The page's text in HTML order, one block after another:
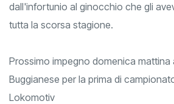
dall'infortunio al ginocchio che gli
tutta la scorsa stagione.
Prossimo impegno domenica mattina
Buggianese per la prima di
Lokomotiv